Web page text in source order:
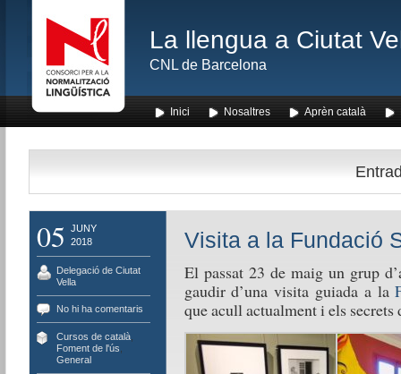
La llengua a Ciutat
CNL de Barcelona
Inici Nosaltres Aprèn català
05
JUNY
2018
Delegació de Ciutat
Vella
No hi ha comentaris
Cursos de català,
Foment de l'ús
General
Visita a la Fundació
El passat 23 de maig un grup
gaudir d’una visita guiada a la
que acull actualment i els secrets